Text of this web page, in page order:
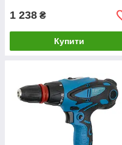
1 238 ₴
Купити